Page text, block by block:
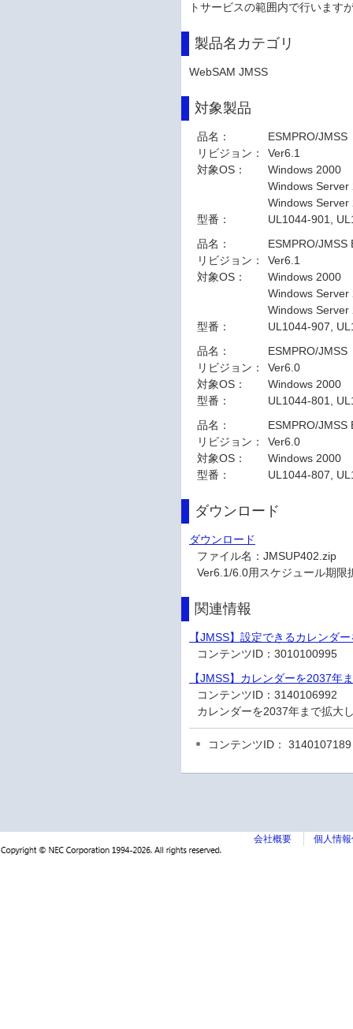
トサービスの範囲内で行います
製品名カテゴリ
WebSAM JMSS
対象製品
品名：
ESMPRO/JMSS
リビジョン：
Ver6.1
対象OS：
Windows 2000
Windows Server
Windows Server
型番：
UL1044-901,
品名：
ESMPRO/JMSS
リビジョン：
Ver6.1
対象OS：
Windows 2000
Windows Server
Windows Server
型番：
UL1044-907,
品名：
ESMPRO/JMSS
リビジョン：
Ver6.0
対象OS：
Windows 2000
型番：
UL1044-801,
品名：
ESMPRO/JMSS
リビジョン：
Ver6.0
対象OS：
Windows 2000
型番：
UL1044-807,
ダウンロード
ダウンロード
ファイル名：JMSUP402.zip
Ver6.1/6.0用スケジュール期限
関連情報
【JMSS】設定できるカレンダ
コンテンツID：3010100995
【JMSS】カレンダーを2037年
コンテンツID：3140106992
カレンダーを2037年まで拡大
コンテンツID： 3140107189
会社概要 個人情